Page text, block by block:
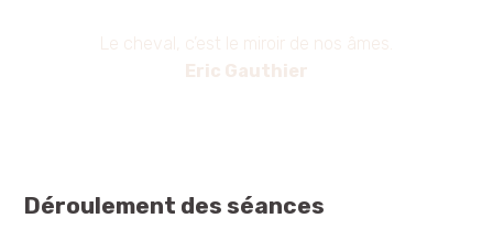
Le cheval, c’est le miroir de nos âmes.
Eric Gauthier
Déroulement des séances